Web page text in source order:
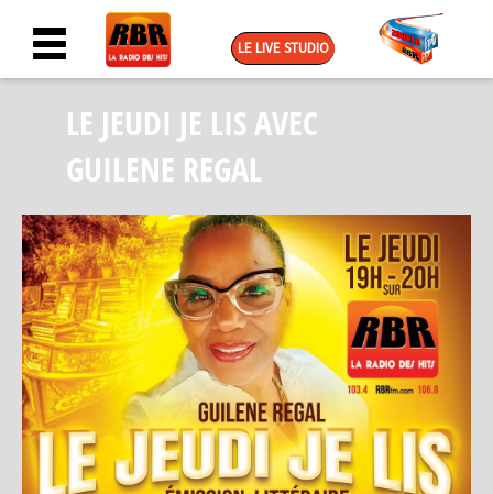
LE LIVE STUDIO
LE JEUDI JE LIS AVEC
GUILENE REGAL